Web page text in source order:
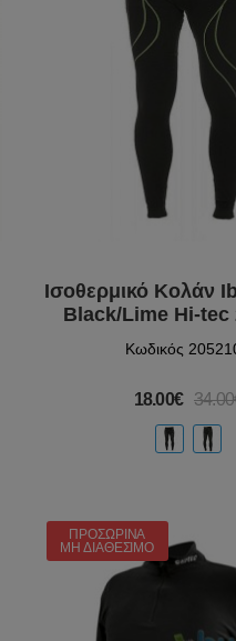
Ισοθερμικό Κολάν
Black/Lime Hi-tec
Κωδικός
18.00€
ΠΡΟΣΩΡΙΝΆ
ΜΗ ΔΙΑΘΈΣΙΜΟ